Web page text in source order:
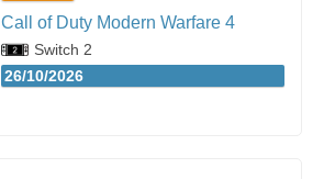
Call of Duty Modern Warfare 4
Switch 2
26/10/2026